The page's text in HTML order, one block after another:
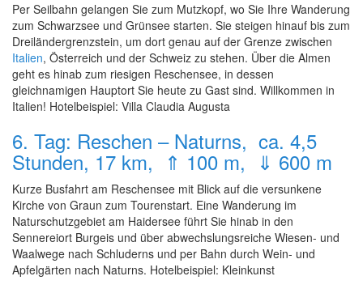
Per Seilbahn gelangen Sie zum Mutzkopf, wo Sie Ihre Wanderung
zum Schwarzsee und Grünsee starten. Sie steigen hinauf bis zum
Dreiländergrenzstein, um dort genau auf der Grenze zwischen
Italien, Österreich und der Schweiz zu stehen. Über die Almen
geht es hinab zum riesigen Reschensee, in dessen
gleichnamigen Hauptort Sie heute zu Gast sind. Willkommen in
Italien! Hotelbeispiel: Villa Claudia Augusta
6. Tag: Reschen – Naturns, ca. 4,5
Stunden, 17 km, ⇑ 100 m, ⇓ 600 m
Kurze Busfahrt am Reschensee mit Blick auf die versunkene
Kirche von Graun zum Tourenstart. Eine Wanderung im
Naturschutzgebiet am Haidersee führt Sie hinab in den
Sennereiort Burgeis und über abwechslungsreiche Wiesen- und
Waalwege nach Schluderns und per Bahn durch Wein- und
Apfelgärten nach Naturns. Hotelbeispiel: Kleinkunst